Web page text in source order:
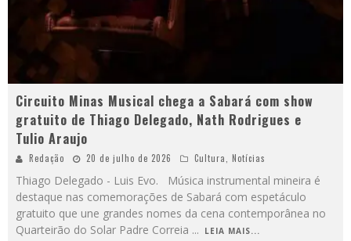
Circuito Minas Musical chega a Sabará com show
gratuito de Thiago Delegado, Nath Rodrigues e
Tulio Araujo
Redação 20 de julho de 2026 Cultura Notícias
Thiago Delegado - Luis Evo. Música instrumental mineira é
destaque nas comemorações de Sabará com espetáculo
gratuito que une grandes nomes da cena contemporânea no
Quarteirão do Solar Padre Correia ... LEIA MAIS...